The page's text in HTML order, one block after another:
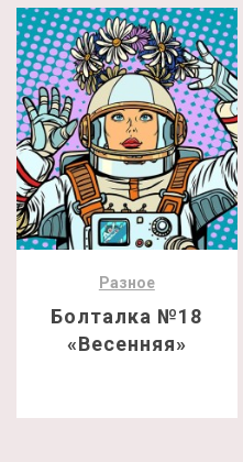
Разное
Болталка №18
«Весенняя»